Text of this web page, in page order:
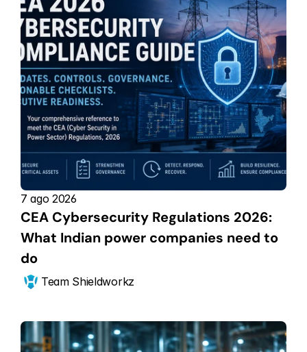
7 ago 2026
CEA Cybersecurity Regulations 2026:
What Indian power companies need to
do
Team Shieldworkz